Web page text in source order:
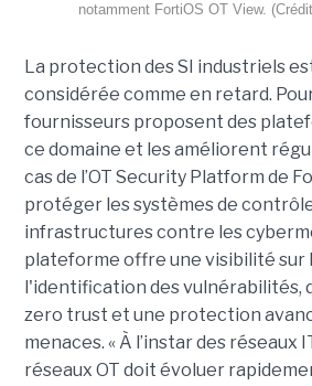
notamment FortiOS OT View.
La protection des SI industriels
considérée comme en retard.
fournisseurs proposent des
ce domaine et les améliorent
cas de l’OT Security Platform de
protéger les systèmes de
infrastructures contre les
plateforme offre une visibilité sur
l'identification des vulnérabilités,
zero trust et une protection
menaces. « À l’instar des réseaux
réseaux OT doit évoluer